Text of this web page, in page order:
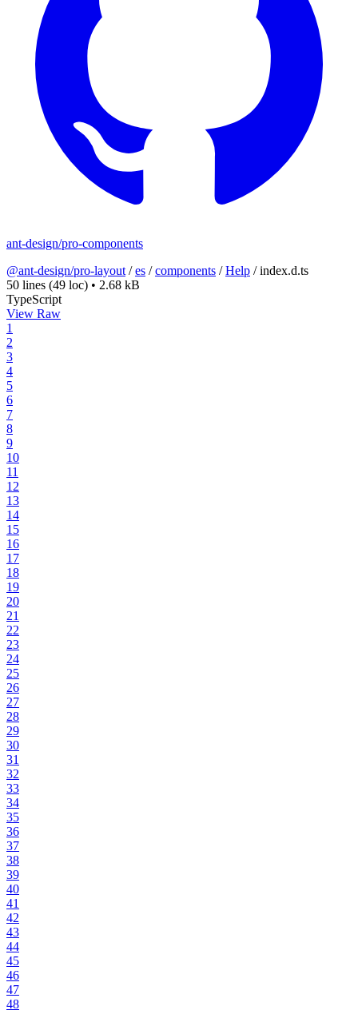
ant-design/pro-components
@ant-design/pro-layout /es /components /Help /index.d.ts
50 lines (49 loc) • 2.68 kB
TypeScript
View Raw
1
2
3
4
5
6
7
8
9
10
11
12
13
14
15
16
17
18
19
20
21
22
23
24
25
26
27
28
29
30
31
32
33
34
35
36
37
38
39
40
41
42
43
44
45
46
47
48